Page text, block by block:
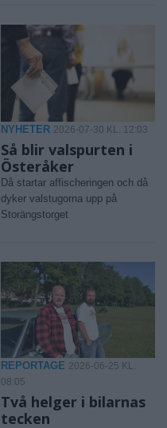
NYHETER 2026-07-30 KL. 12:03
Så blir valspurten i
Österåker
Då startar affischeringen och då
dyker valstugorna upp på
Storängstorget
REPORTAGE 2026-06-25 KL.
08:05
Två helger i bilarnas
tecken